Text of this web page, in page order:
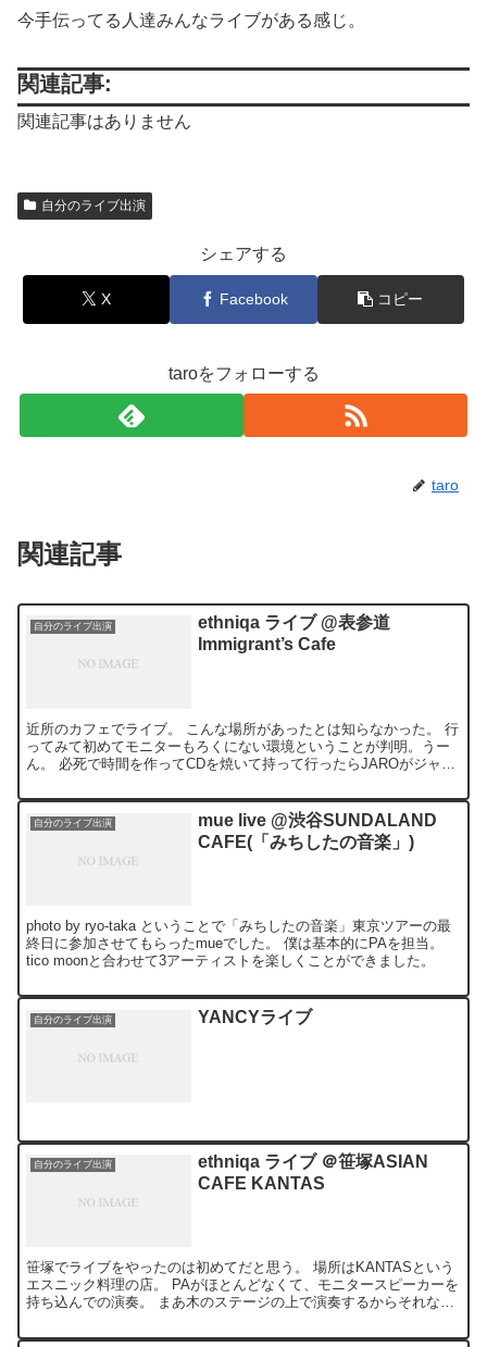
今手伝ってる人達みんなライブがある感じ。
関連記事:
関連記事はありません
自分のライブ出演
シェアする
X Facebook コピー
taroをフォローする
taro
関連記事
自分のライブ出演
ethniqa ライブ @表参道
Immigrant’s Cafe
近所のカフェでライブ。 こんな場所があったとは知らなかった。 行
ってみて初めてモニターもろくにない環境ということが判明。うー
ん。 必死で時間を作ってCDを焼いて持って行ったらJAROがジャケ
自分のライブ出演
mue live @渋谷SUNDALAND
CAFE(「みちしたの音楽」)
photo by ryo-taka ということで「みちしたの音楽」東京ツアーの最
終日に参加させてもらったmueでした。 僕は基本的にPAを担当。
tico moonと合わせて3アーティストを楽しくことができました。
自分のライブ出演 YANCYライブ
自分のライブ出演
ethniqa ライブ ＠笹塚ASIAN
CAFE KANTAS
笹塚でライブをやったのは初めてだと思う。 場所はKANTASという
エスニック料理の店。 PAがほとんどなくて、モニタースピーカーを
持ち込んでの演奏。 まあ木のステージの上で演奏するからそれなり